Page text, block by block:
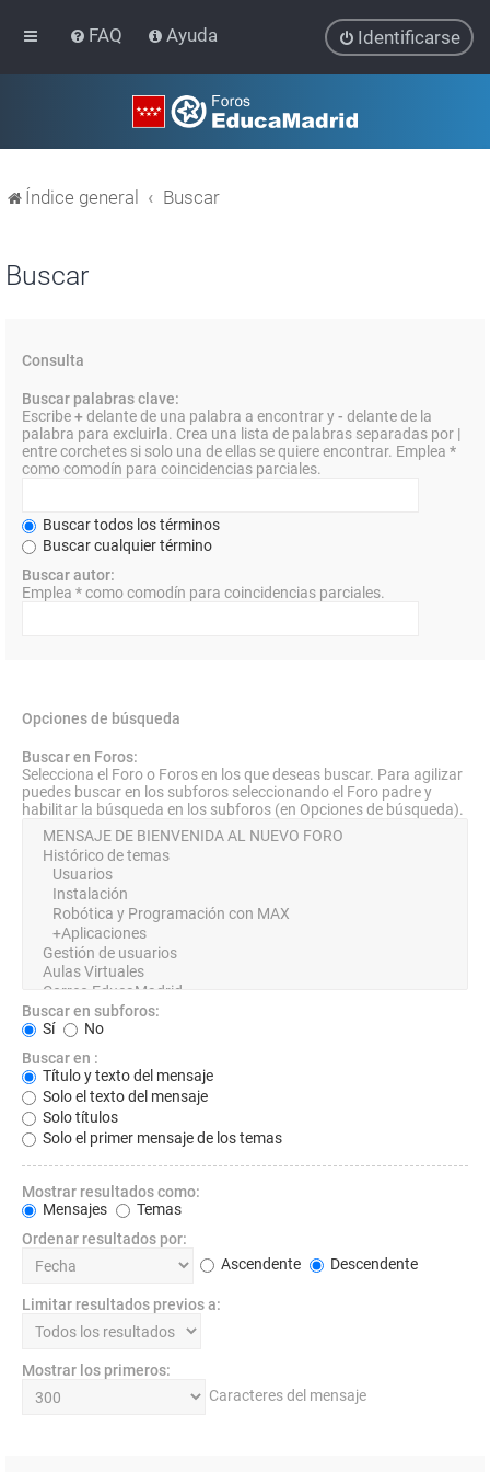
FAQ Ayuda Identificarse
Índice general Buscar
Buscar
Consulta
Buscar palabras clave:
Escribe+delante de una palabra a encontrar y- delante de la
palabra para excluirla. Crea una lista de palabras separadas por |
entre corchetes si solo una de ellas se quiere encontrar. Emplea *
como comodín para coincidencias parciales.
Buscar todos los términos
Buscar cualquier término
Buscar autor:
Emplea * como comodín para coincidencias parciales.
Opciones de búsqueda
Buscar en Foros:
Selecciona el Foro o Foros en los que deseas buscar. Para agilizar
puedes buscar en los subforos seleccionando el Foro padre y
habilitar la búsqueda en los subforos (en Opciones de búsqueda).
Buscar en subforos:
Sí
No
Buscar en :
Título y texto del mensaje
Solo el texto del mensaje
Solo títulos
Solo el primer mensaje de los temas
Mostrar resultados como:
Mensajes
Temas
Ordenar resultados por:
Ascendente
Descendente
Limitar resultados previos a:
Mostrar los primeros:
Caracteres del mensaje